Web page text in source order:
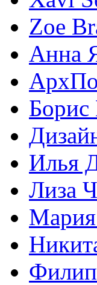
Zoe
Анна
Илья
Лиза